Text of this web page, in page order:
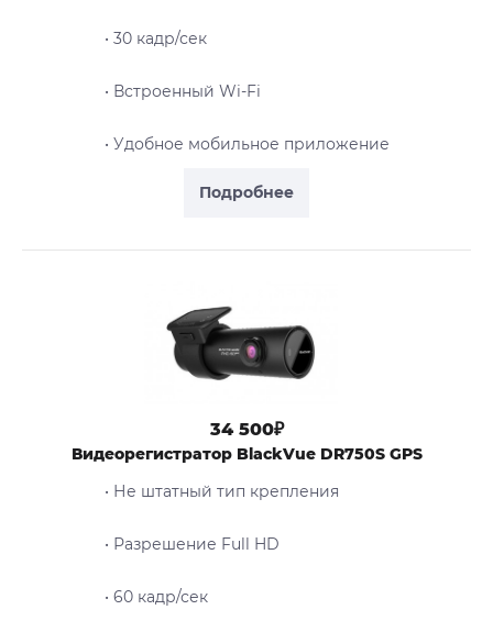
Подробнее
• 30 кадр/сек
• Встроенный Wi-Fi
• Удобное мобильное приложение
34 500₽
Видеорегистратор BlackVue DR750S GPS
• Не штатный тип крепления
• Разрешение Full HD
• 60 кадр/сек